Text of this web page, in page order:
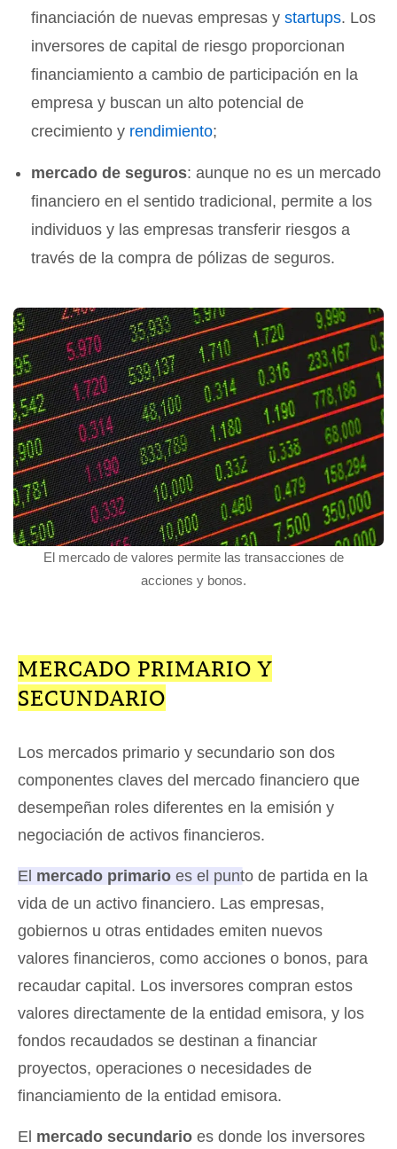
financiación de nuevas empresas ystartups. Los
inversores de capital de riesgo proporcionan
financiamiento a cambio de participación en la
empresa y buscan un alto potencial de
crecimiento y rendimiento;
mercado de seguros: aunque no es un mercado
financiero en el sentido tradicional, permite a los
individuos y las empresas transferir riesgos a
través de la compra de pólizas de seguros.
El mercado de valores permite las transacciones de
acciones y bonos.
MERCADO PRIMARIO Y
SECUNDARIO
Los mercados primario y secundario son dos
componentes claves del mercado financiero que
desempeñan roles diferentes en la emisión y
negociación de activos financieros.
El mercado primario es el punto de partida en la
vida de un activo financiero. Las empresas,
gobiernos u otras entidades emiten nuevos
valores financieros, como acciones o bonos, para
recaudar capital. Los inversores compran estos
valores directamente de la entidad emisora, y los
fondos recaudados se destinan a financiar
proyectos, operaciones o necesidades de
financiamiento de la entidad emisora.
El mercado secundario es donde los inversores